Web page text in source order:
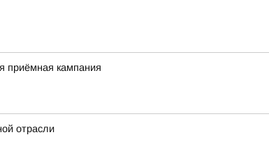
приёмная кампания
отрасли